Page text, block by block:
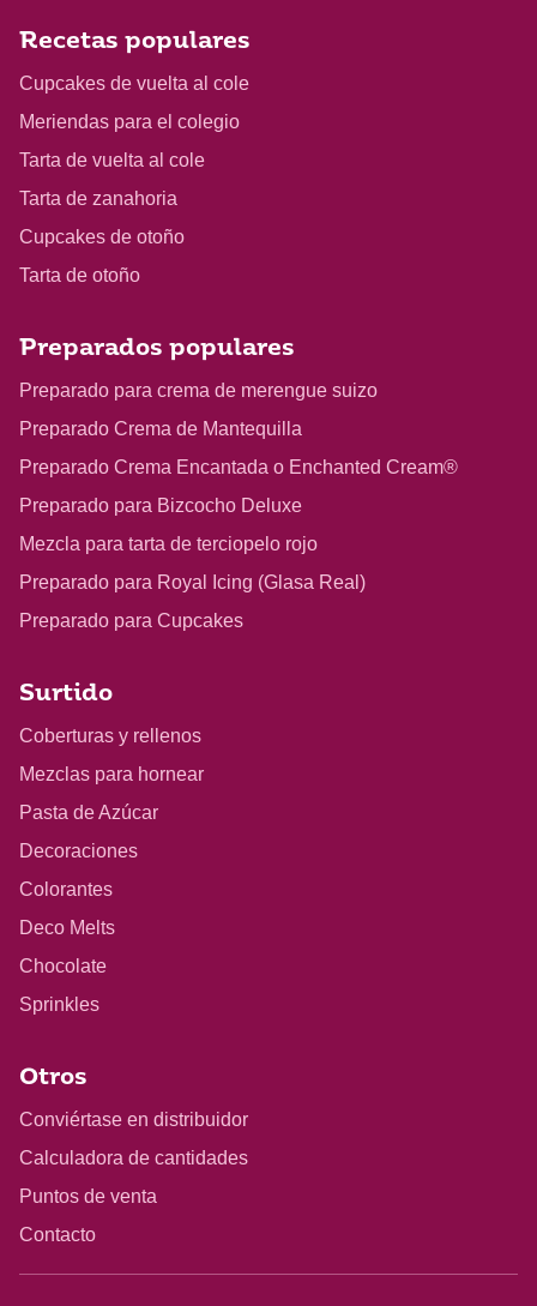
Recetas populares
Cupcakes de vuelta al cole
Meriendas para el colegio
Tarta de vuelta al cole
Tarta de zanahoria
Cupcakes de otoño
Tarta de otoño
Preparados populares
Preparado para crema de merengue suizo
Preparado Crema de Mantequilla
Preparado Crema Encantada o Enchanted Cream®
Preparado para Bizcocho Deluxe
Mezcla para tarta de terciopelo rojo
Preparado para Royal Icing (Glasa Real)
Preparado para Cupcakes
Surtido
Coberturas y rellenos
Mezclas para hornear
Pasta de Azúcar
Decoraciones
Colorantes
Deco Melts
Chocolate
Sprinkles
Otros
Conviértase en distribuidor
Calculadora de cantidades
Puntos de venta
Contacto